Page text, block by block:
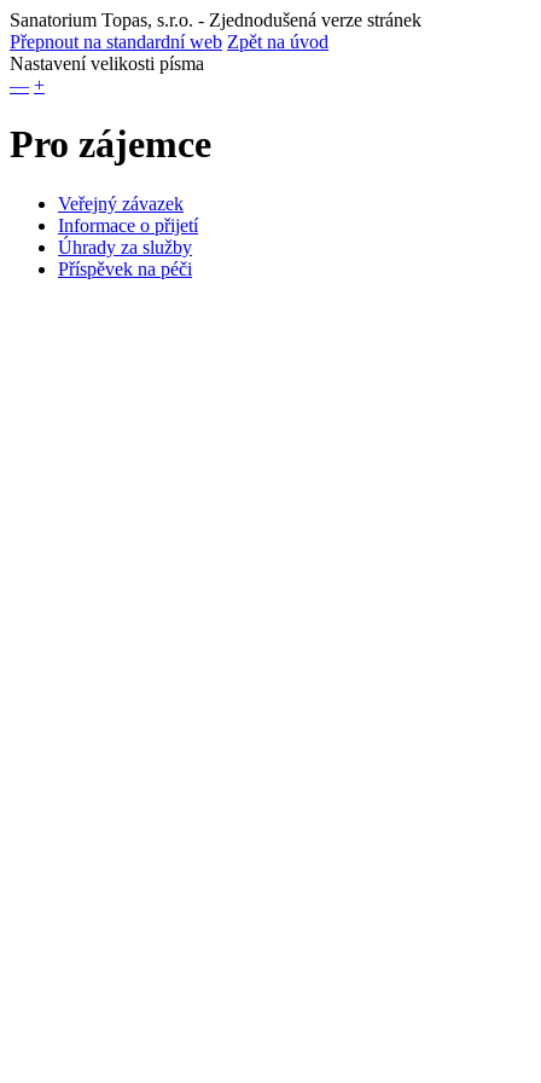
Sanatorium Topas, s.r.o. - Zjednodušená verze stránek
Přepnout na standardní web Zpět na úvod
Nastavení velikosti písma
— +
Pro zájemce
Veřejný závazek
Informace o přijetí
Úhrady za služby
Příspěvek na péči